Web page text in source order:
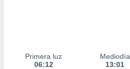
Primera luz
06:12
Mediodía
13:01